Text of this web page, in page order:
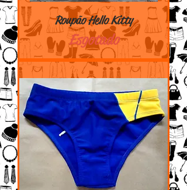
Roupão Hello Kitty
Esgotado